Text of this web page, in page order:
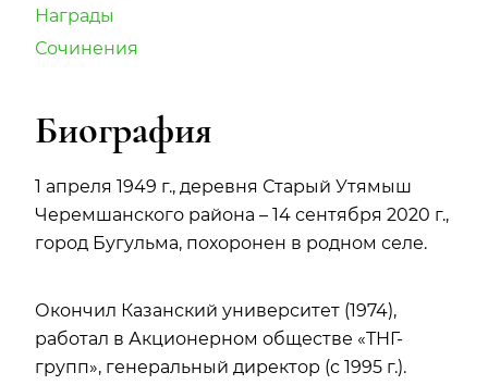
Награды
Сочинения
Биография
1 апреля 1949 г., деревня Старый Утямыш
Черемшанского района – 14 сентября 2020 г.,
город Бугульма, похоронен в родном селе.
Окончил Казанский университет (1974),
работал в Акционерном обществе «ТНГ-
групп», генеральный директор (с 1995 г.).